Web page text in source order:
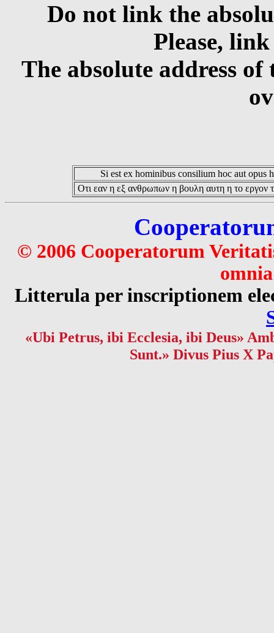
Do not link the
Please,
The absolute address
Si est ex hominibus consilium hoc aut opus
Οτι εαν η εξ ανθρωπων η βουλη αυτη η το εργον
© 2006 Cooperatorum
Litterula per inscriptionem
«Ubi Petrus, ibi Ecclesia, ibi Deus»
Sunt.» Divus Pius X